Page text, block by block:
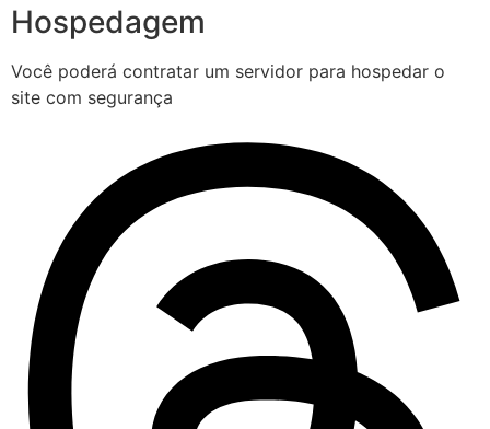
Hospedagem
Você poderá contratar um servidor para hospedar o
site com segurança